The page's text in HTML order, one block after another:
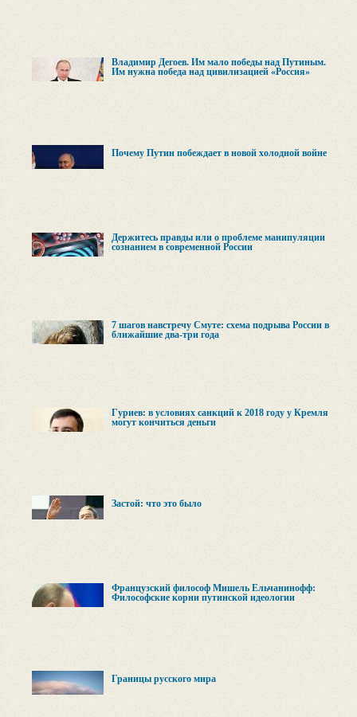
Владимир Дегоев. Им мало победы над Путиным.
Им нужна победа над цивилизацией «Россия»
Почему Путин побеждает в новой холодной войне
Держитесь правды или о проблеме манипуляции
сознанием в современной России
7 шагов навстречу Смуте: схема подрыва России в
ближайшие два-три года
Гуриев: в условиях санкций к 2018 году у Кремля
могут кончиться деньги
Застой: что это было
Французский философ Мишель Ельчанинофф:
Философские корни путинской идеологии
Границы русского мира